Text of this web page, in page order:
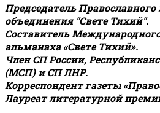
Председатель Православного
объединения "Свете Тихий".
Составитель
альманаха «Свете Тихий».
Член СП России,
(МСП) и СП ЛНР.
Корреспондент газеты
Лауреат литературной